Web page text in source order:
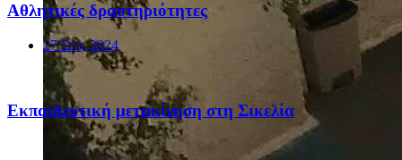
Αθλητικές δραστηριότητες
27 Σεπ, 2024
Eκπαιδευτική μετακίνηση στη Σικελία